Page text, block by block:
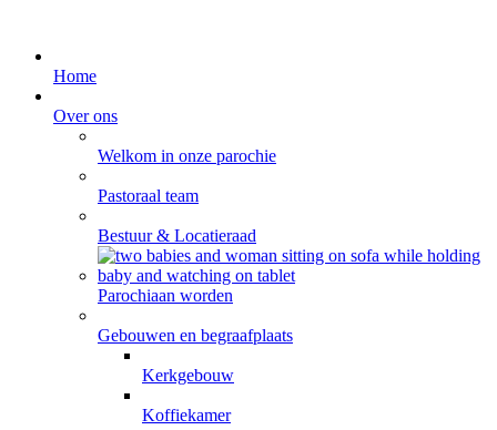
Home
Over ons
Welkom in onze parochie
Pastoraal team
Bestuur & Locatieraad
Parochiaan worden
Gebouwen en begraafplaats
Kerkgebouw
Koffiekamer